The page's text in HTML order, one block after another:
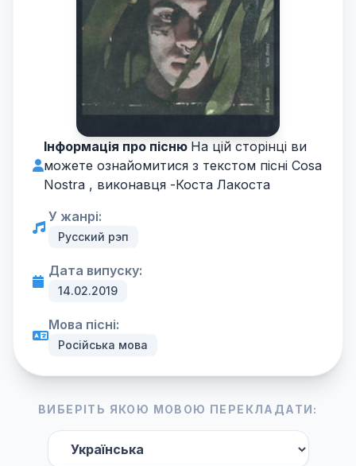
Інформація про пісню На цій сторінці ви
можете ознайомитися з текстом пісні Cosa
Nostra , виконавця -Коста Лакоста
У жанрі:
Русский рэп
Дата випуску:
14.02.2019
Мова пісні:
Російська мова
ВИБЕРІТЬ ЯКОЮ МОВОЮ ПЕРЕКЛАДАТИ: